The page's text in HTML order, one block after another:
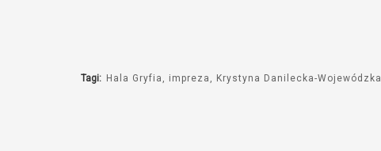
Tagi: Hala Gryfia impreza Krystyna Danilecka-Wojewódzka